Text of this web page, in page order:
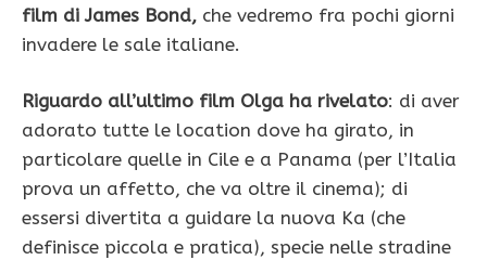
film di James Bond, che vedremo fra pochi giorni
invadere le sale italiane.
Riguardo all’ultimo film Olga ha rivelato: di aver
adorato tutte le location dove ha girato, in
particolare quelle in Cile e a Panama (per l’Italia
prova un affetto, che va oltre il cinema); di
essersi divertita a guidare la nuova Ka (che
definisce piccola e pratica), specie nelle stradine